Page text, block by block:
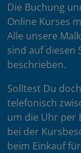
Die Buchung
Online Kurses
Alle unsere
sind auf diesen
beschrieben.
Solltest Du
telefonisch
um die Uhr per
bei der
beim Einkauf